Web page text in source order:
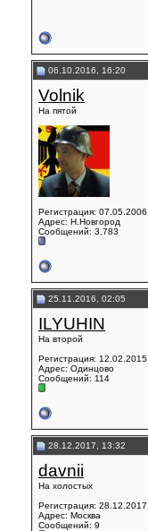
06.10.2016, 16:20
Volnik
На пятой
Регистрация: 07.05.2006
Адрес: Н.Новгород
Сообщений: 3,783
25.11.2016, 02:05
ILYUHIN
На второй
Регистрация: 12.02.2015
Адрес: Одинцово
Сообщений: 114
28.12.2017, 13:32
davnii
На холостых
Регистрация: 28.12.2017
Адрес: Москва
Сообщений: 9